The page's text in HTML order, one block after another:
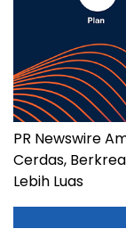
PR Newswire
Cerdas,
Lebih Luas